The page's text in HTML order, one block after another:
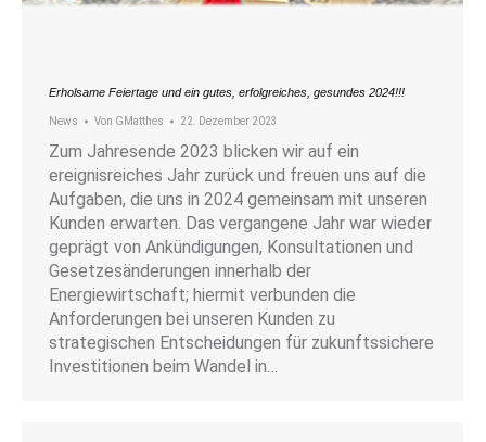
Erholsame Feiertage und ein gutes, erfolgreiches, gesundes 2024!!!
News Von GMatthes 22. Dezember 2023
Zum Jahresende 2023 blicken wir auf ein
ereignisreiches Jahr zurück und freuen uns auf die
Aufgaben, die uns in 2024 gemeinsam mit unseren
Kunden erwarten. Das vergangene Jahr war wieder
geprägt von Ankündigungen, Konsultationen und
Gesetzesänderungen innerhalb der
Energiewirtschaft; hiermit verbunden die
Anforderungen bei unseren Kunden zu
strategischen Entscheidungen für zukunftssichere
Investitionen beim Wandel in…